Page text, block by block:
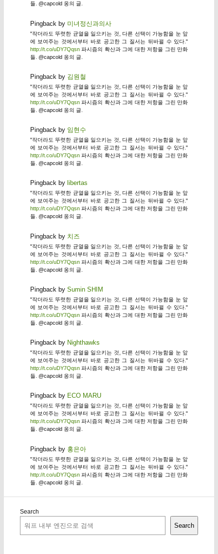
들. @capcold 옹의 글.
Pingback by 미녀정신과의사
"작더라도 뚜렷한 균열을 일으키는 것, 다른 선택이 가능함을 눈 앞
에 보여주는 것에서부터 바로 공고한 그 질서는 뒤바뀔 수 있다."
http://t.co/uDY7Qqsn파시즘의 확산과 그에 대한 저항을 그린 만화
들. @capcold 옹의 글.
Pingback by 김원철
"작더라도 뚜렷한 균열을 일으키는 것, 다른 선택이 가능함을 눈 앞
에 보여주는 것에서부터 바로 공고한 그 질서는 뒤바뀔 수 있다."
http://t.co/uDY7Qqsn파시즘의 확산과 그에 대한 저항을 그린 만화
들. @capcold 옹의 글.
Pingback by 임현수
"작더라도 뚜렷한 균열을 일으키는 것, 다른 선택이 가능함을 눈 앞
에 보여주는 것에서부터 바로 공고한 그 질서는 뒤바뀔 수 있다."
http://t.co/uDY7Qqsn파시즘의 확산과 그에 대한 저항을 그린 만화
들. @capcold 옹의 글.
Pingback by libertas
"작더라도 뚜렷한 균열을 일으키는 것, 다른 선택이 가능함을 눈 앞
에 보여주는 것에서부터 바로 공고한 그 질서는 뒤바뀔 수 있다."
http://t.co/uDY7Qqsn파시즘의 확산과 그에 대한 저항을 그린 만화
들. @capcold 옹의 글.
Pingback by 치즈
"작더라도 뚜렷한 균열을 일으키는 것, 다른 선택이 가능함을 눈 앞
에 보여주는 것에서부터 바로 공고한 그 질서는 뒤바뀔 수 있다."
http://t.co/uDY7Qqsn파시즘의 확산과 그에 대한 저항을 그린 만화
들. @capcold 옹의 글.
Pingback by Sumin SHIM
"작더라도 뚜렷한 균열을 일으키는 것, 다른 선택이 가능함을 눈 앞
에 보여주는 것에서부터 바로 공고한 그 질서는 뒤바뀔 수 있다."
http://t.co/uDY7Qqsn파시즘의 확산과 그에 대한 저항을 그린 만화
들. @capcold 옹의 글.
Pingback by Nighthawks
"작더라도 뚜렷한 균열을 일으키는 것, 다른 선택이 가능함을 눈 앞
에 보여주는 것에서부터 바로 공고한 그 질서는 뒤바뀔 수 있다."
http://t.co/uDY7Qqsn파시즘의 확산과 그에 대한 저항을 그린 만화
들. @capcold 옹의 글.
Pingback by ECO MARU
"작더라도 뚜렷한 균열을 일으키는 것, 다른 선택이 가능함을 눈 앞
에 보여주는 것에서부터 바로 공고한 그 질서는 뒤바뀔 수 있다."
http://t.co/uDY7Qqsn파시즘의 확산과 그에 대한 저항을 그린 만화
들. @capcold 옹의 글.
Pingback by 홍은아
"작더라도 뚜렷한 균열을 일으키는 것, 다른 선택이 가능함을 눈 앞
에 보여주는 것에서부터 바로 공고한 그 질서는 뒤바뀔 수 있다."
http://t.co/uDY7Qqsn파시즘의 확산과 그에 대한 저항을 그린 만화
들. @capcold 옹의 글.
Search
Search